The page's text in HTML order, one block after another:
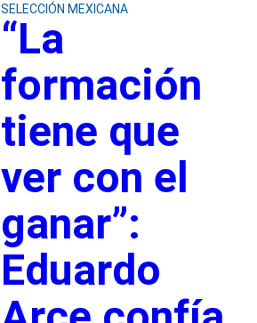
SELECCIÓN MEXICANA
“La
formación
tiene que
ver con el
ganar”:
Eduardo